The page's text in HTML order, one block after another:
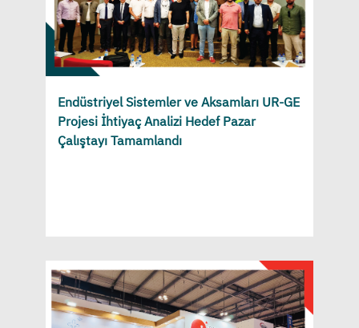
Endüstriyel Sistemler ve Aksamları UR-GE
Projesi İhtiyaç Analizi Hedef Pazar
Çalıştayı Tamamlandı